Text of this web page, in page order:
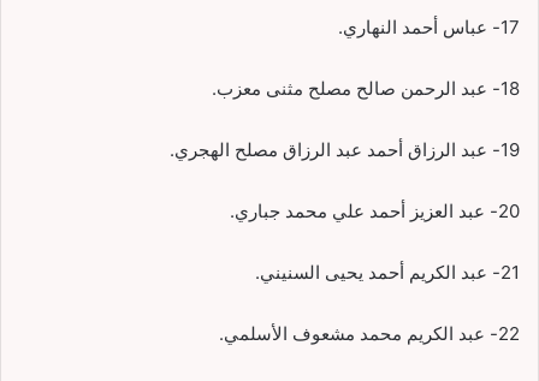
17- عباس أحمد النهاري.
18- عبد الرحمن صالح مصلح مثنى معزب.
19- عبد الرزاق أحمد عبد الرزاق مصلح الهجري.
20- عبد العزيز أحمد علي محمد جباري.
21- عبد الكريم أحمد يحيى السنيني.
22- عبد الكريم محمد مشعوف الأسلمي.